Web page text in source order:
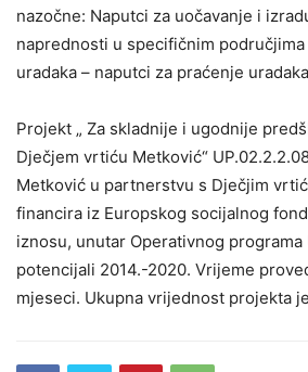
nazočne: Naputci za uočavanje i
naprednosti u specifičnim
uradaka – naputci za praćenje
Projekt „ Za skladnije i ugodnije
Dječjem vrtiću Metković“
Metković u partnerstvu s Dječjim
financira iz Europskog socijalnog
iznosu, unutar Operativnog
potencijali 2014.-2020. Vrijeme
mjeseci. Ukupna vrijednost projekta